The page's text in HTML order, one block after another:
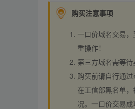
购买注意事项
一口价域名交易
重操作！
第三方域名需等
购买前请自行通
在工信部黑名单
况。一口价交易成